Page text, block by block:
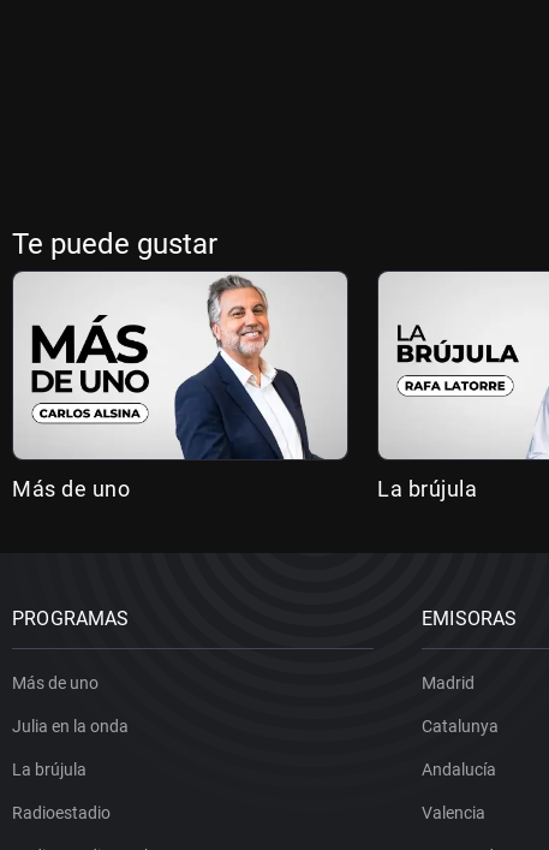
Te puede gustar
Más de uno La brújula
PROGRAMAS
Más de uno
Julia en la onda
La brújula
Radioestadio
EMISORAS
Madrid
Catalunya
Andalucía
Valencia